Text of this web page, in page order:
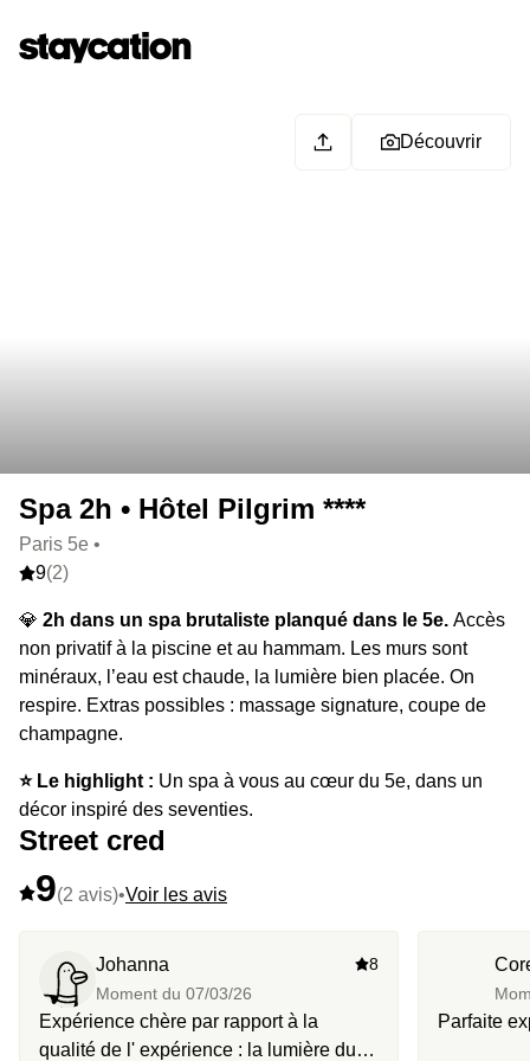
Découvrir
Spa 2h • Hôtel Pilgrim ****
Paris 5e •
9(2)
💎 2h dans un spa brutaliste planqué dans le 5e. Accès
non privatif à la piscine et au hammam. Les murs sont
minéraux, l’eau est chaude, la lumière bien placée. On
respire. Extras possibles : massage signature, coupe de
champagne.
⭐️ Le highlight : Un spa à vous au cœur du 5e, dans un
décor inspiré des seventies.
Street cred
9(2 avis)•Voir les avis
Johanna
Moment du 07/03/26
8
Expérience chère par rapport à la
qualité de l' expérience : la lumière du
Parfaite